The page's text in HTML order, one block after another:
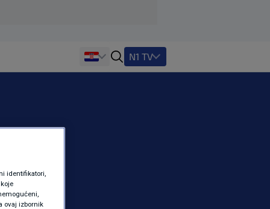
N1 TV
identifikatori,
ovaj izbornik